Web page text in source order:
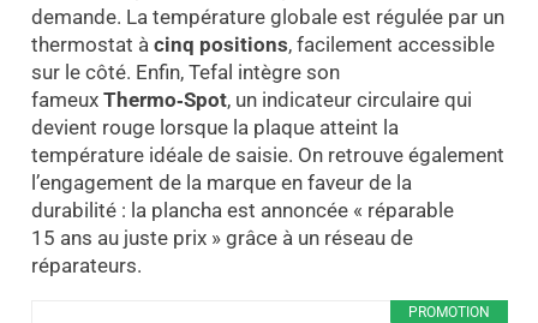
demande. La température globale est régulée par un
thermostat à cinq positions, facilement accessible
sur le côté. Enfin, Tefal intègre son
fameux Thermo‑Spot, un indicateur circulaire qui
devient rouge lorsque la plaque atteint la
température idéale de saisie. On retrouve également
l’engagement de la marque en faveur de la
durabilité : la plancha est annoncée « réparable
15 ans au juste prix » grâce à un réseau de
réparateurs.
PROMOTION